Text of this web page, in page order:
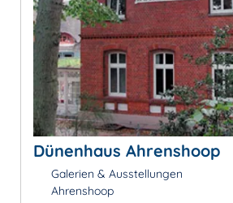
Dünenhaus Ahrenshoop
Galerien & Ausstellungen
Ahrenshoop